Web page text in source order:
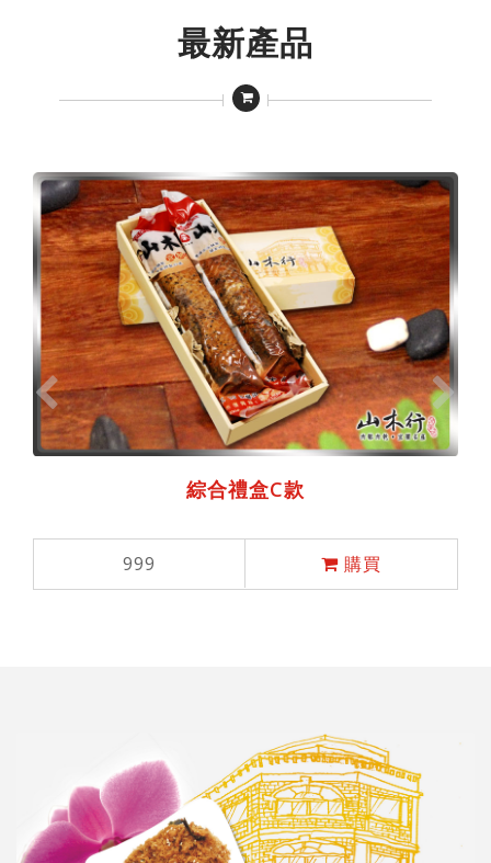
最新產品
綜合禮盒C款
999 購買